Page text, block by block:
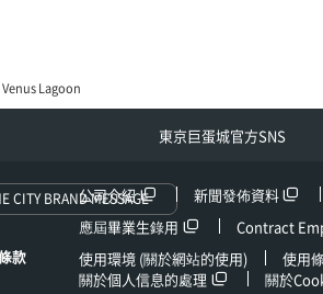
Venus Lagoon
東京巨蛋城官方SNS
CITY BRAND MESSAGE
公司介紹 新聞發佈資料
應屆畢業生錄用 Contract
款
使用環境 (關於網站的使用)
使用
關於個人信息的處理
關於